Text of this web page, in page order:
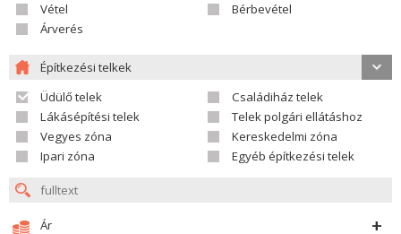
Vétel
Bérbevétel
Árverés
Építkezési telkek
Üdülő telek
Családiház telek
Lákásépítési telek
Telek polgári ellátáshoz
Vegyes zóna
Kereskedelmi zóna
Ipari zóna
Egyéb építkezési telek
Ár